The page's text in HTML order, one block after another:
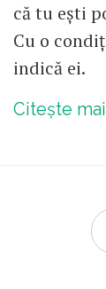
că tu ești
Cu o
indică ei.
Citește